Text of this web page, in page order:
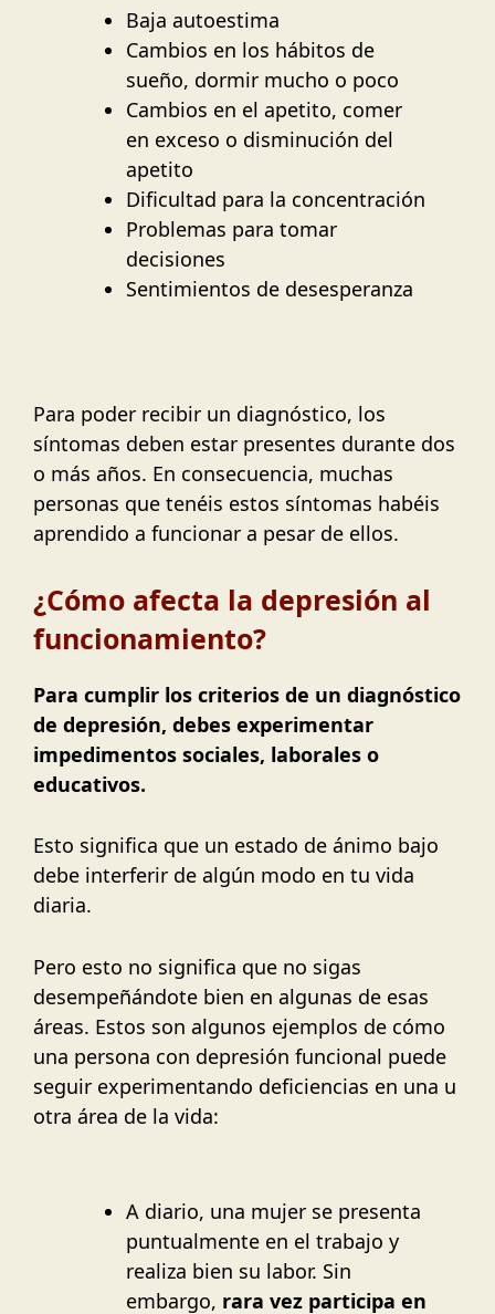
Baja autoestima
Cambios en los hábitos de
sueño, dormir mucho o poco
Cambios en el apetito, comer
en exceso o disminución del
apetito
Dificultad para la concentración
Problemas para tomar
decisiones
Sentimientos de desesperanza
Para poder recibir un diagnóstico, los
síntomas deben estar presentes durante dos
o más años. En consecuencia, muchas
personas que tenéis estos síntomas habéis
aprendido a funcionar a pesar de ellos.
¿Cómo afecta la depresión al
funcionamiento?
Para cumplir los criterios de un diagnóstico
de depresión, debes experimentar
impedimentos sociales, laborales o
educativos.
Esto significa que un estado de ánimo bajo
debe interferir de algún modo en tu vida
diaria.
Pero esto no significa que no sigas
desempeñándote bien en algunas de esas
áreas. Estos son algunos ejemplos de cómo
una persona con depresión funcional puede
seguir experimentando deficiencias en una u
otra área de la vida:
A diario, una mujer se presenta
puntualmente en el trabajo y
realiza bien su labor. Sin
embargo, rara vez participa en